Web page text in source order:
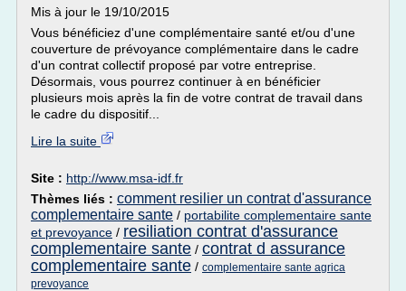
Mis à jour le 19/10/2015
Vous bénéficiez d'une complémentaire santé et/ou d'une
couverture de prévoyance complémentaire dans le cadre
d'un contrat collectif proposé par votre entreprise.
Désormais, vous pourrez continuer à en bénéficier
plusieurs mois après la fin de votre contrat de travail dans
le cadre du dispositif...
Lire la suite
Site : http://www.msa-idf.fr
Thèmes liés : comment resilier un contrat d'assurance
complementaire sante / portabilite complementaire sante
et prevoyance / resiliation contrat d'assurance
complementaire sante / contrat d assurance
complementaire sante / complementaire sante agrica
prevoyance